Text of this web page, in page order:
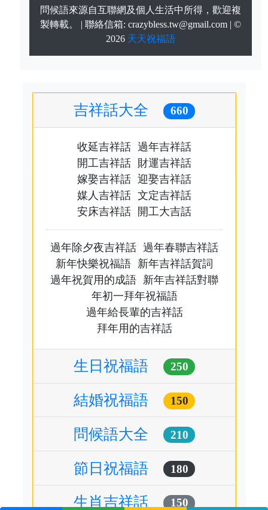
問候語來源自互聯網及個人生活中所得，歡迎複
製轉載。 | 聯絡信箱:crazybless.tw@gmail.com | ©
2026 天天祝福語
吉祥話大全 660
收延吉祥話 過年吉祥話
開工吉祥話 財運吉祥話
嫁娶吉祥話 迎娶吉祥話
媒人吉祥話 文定吉祥話
安床吉祥話
開工大吉話
過年除夕夜吉祥話 過年春聯吉祥話
新年快樂祝福語 新年吉祥話賀詞
過年祝賀用的成語 新年吉祥話對聯
年初一拜年祝福語
過年給長輩的吉祥話
拜年用的吉祥話
生日祝福語 250
結婚祝福語 150
問候語大全 210
節日祝福語 180
生肖吉祥話 150